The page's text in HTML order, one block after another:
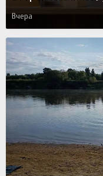
Вчера